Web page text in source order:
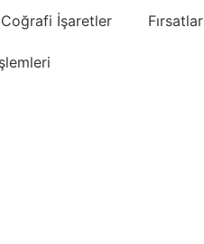
Coğrafi İşaretler Fırsatlar